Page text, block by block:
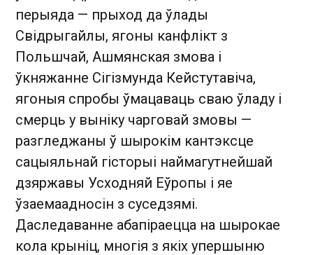
перыяда — прыход да ўлады
Свідрыгайлы, ягоны канфлікт з
Польшчай, Ашмянская змова і
ўкняжанне Сігізмунда Кейстутавіча,
ягоныя спробы ўмацаваць сваю ўладу і
смерць у выніку чарговай змовы —
разгледжаны ў шырокім кантэксце
сацыяльнай гісторыі наймагутнейшай
дзяржавы Усходняй Еўропы і яе
ўзаемаадносін з суседзямі.
Даследаванне абапіраецца на шырокае
кола крыніц, многія з якіх упершыню